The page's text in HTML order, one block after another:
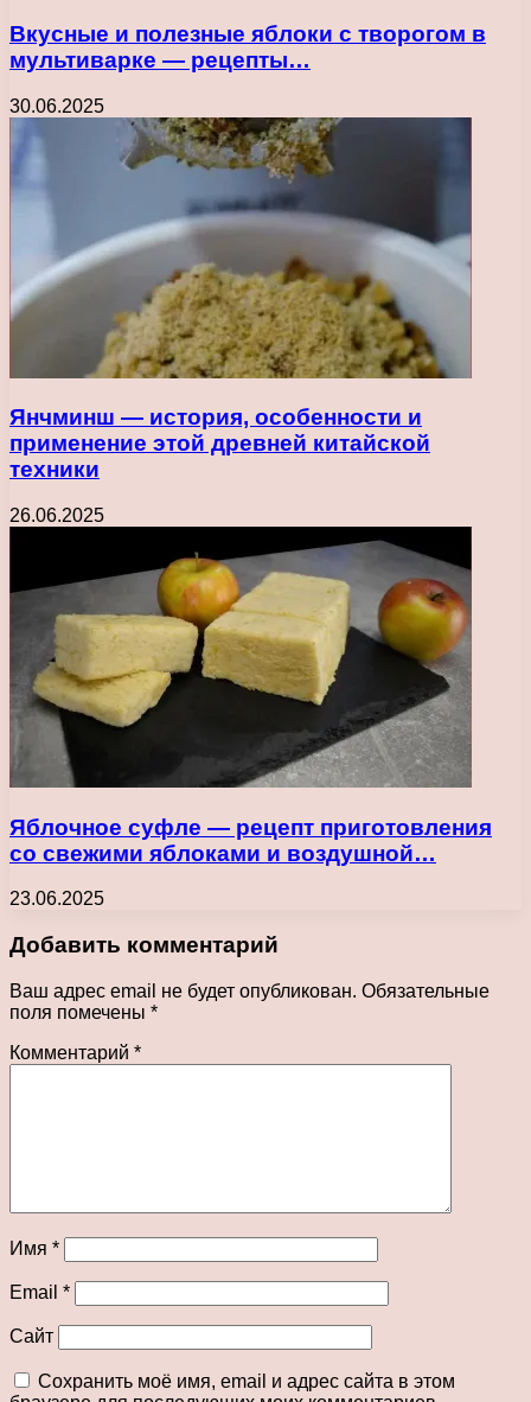
Вкусные и полезные яблоки с творогом в
мультиварке — рецепты…
30.06.2025
Янчминш — история, особенности и
применение этой древней китайской
техники
26.06.2025
Яблочное суфле — рецепт приготовления
со свежими яблоками и воздушной…
23.06.2025
Добавить комментарий
Ваш адрес email не будет опубликован. Обязательные
поля помечены *
Комментарий *
Имя *
Email *
Сайт
Сохранить моё имя, email и адрес сайта в этом